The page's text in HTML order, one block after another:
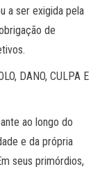
a ser exigida pela
de
DANO, CULPA E
ao longo do
e da própria
seus primórdios,